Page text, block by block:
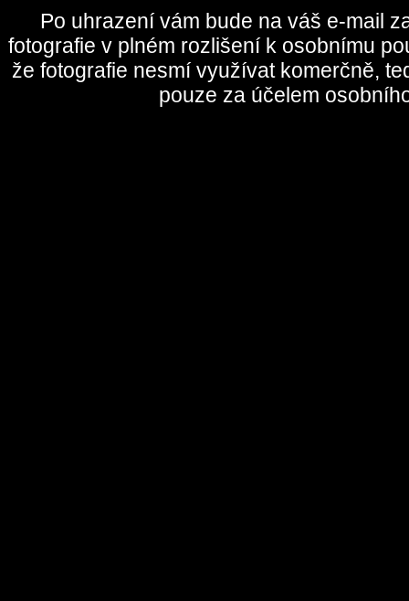
Po uhrazení vám bude na váš e-mail
fotografie v plném rozlišení k osobnímu
že fotografie nesmí využívat komerčně,
pouze za účelem